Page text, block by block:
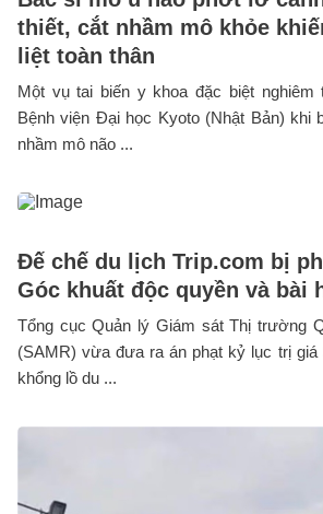
thiết, cắt nhầm mô khỏe
liệt toàn thân
Một vụ tai biến y khoa đặc biệt
Bệnh viện Đại học Kyoto (Nhật Bản) khi
nhầm mô não ...
Đế chế du lịch Trip.com bị
Góc khuất độc quyền và bài
Tổng cục Quản lý Giám sát Thị trường
(SAMR) vừa đưa ra án phạt kỷ lục trị giá
khổng lồ du ...